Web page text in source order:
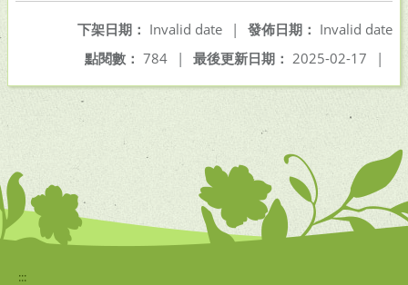
發佈日期： Invalid date
下架日期： Invalid date
|
最後更新日期： 2025-02-17 |
點閱數： 784 |
:::